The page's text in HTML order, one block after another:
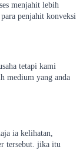
menjahit lebih
penjahit konveksi
tetapi kami
medium yang anda
ia kelihatan,
tersebut. jika itu